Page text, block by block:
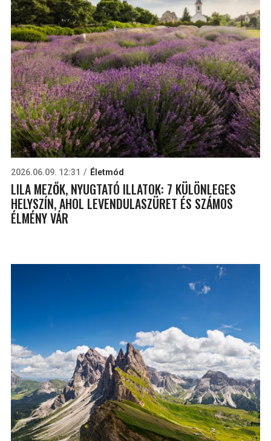
2026.06.09. 12:31 Életmód
LILA MEZŐK, NYUGTATÓ ILLATOK: 7 KÜLÖNLEGES
HELYSZÍN, AHOL LEVENDULASZÜRET ÉS SZÁMOS
ÉLMÉNY VÁR